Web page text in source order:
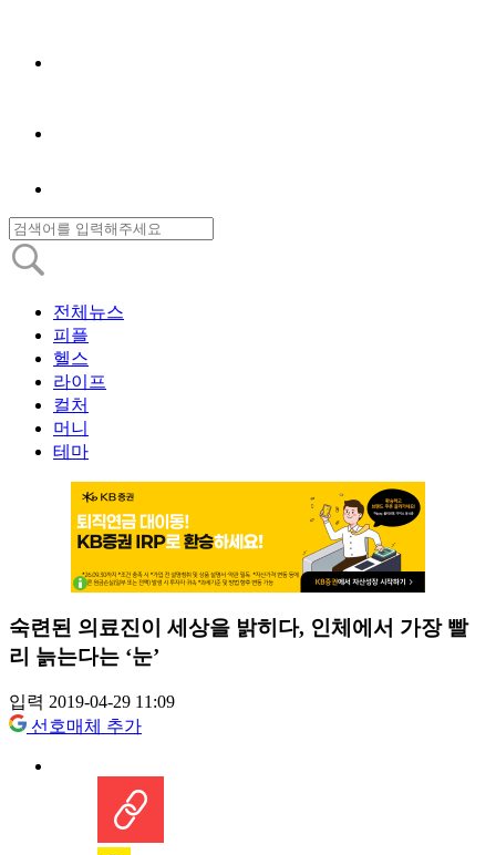
전체뉴스
피플
헬스
라이프
컬처
머니
테마
숙련된 의료진이 세상을 밝히다, 인체에서 가장 빨
리 늙는다는 ‘눈’
입력 2019-04-29 11:09
선호매체 추가